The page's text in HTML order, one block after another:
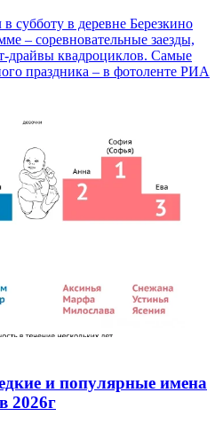
субботу в деревне Березкино
– соревновательные заезды,
драйвы квадроциклов. Самые
праздника – в фотоленте РИА
и популярные имена
2026г